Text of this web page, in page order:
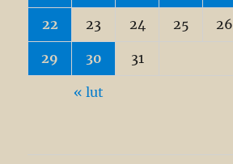
22 23 24 25 26
29 30 31
« lut